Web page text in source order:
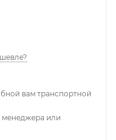
вам транспортной
менеджера или